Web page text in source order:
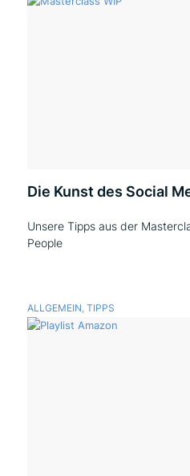
Die Kunst des Social
Unsere Tipps aus der
People
ALLGEMEIN, TIPPS